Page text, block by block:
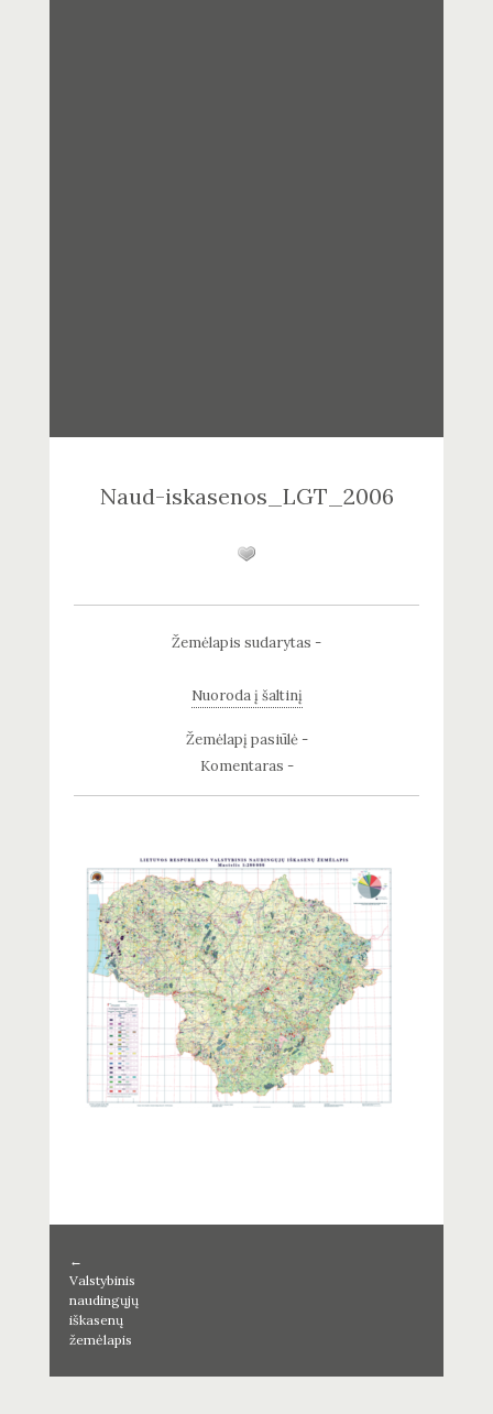
Naud-iskasenos_LGT_2006
Žemėlapis sudarytas -
Nuoroda į šaltinį
Žemėlapį pasiūlė -
Komentaras -
←
Valstybinis
naudingųjų
iškasenų
žemėlapis